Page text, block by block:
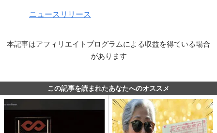
ニュースリリース
本記事はアフィリエイトプログラムによる収益を得ている場合
があります
この記事を読まれたあなたへのオススメ